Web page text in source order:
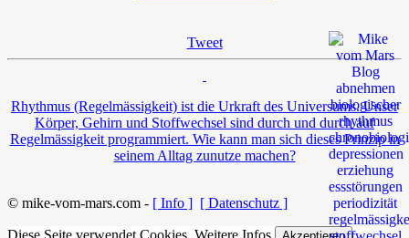
Tweet
Rhythmus (Regelmässigkeit) ist die Urkraft des Universums. Unser
Körper, Gehirn und Stoffwechsel sind durch und durch auf
Regelmässigkeit programmiert. Wie kann man sich dieses Prinzip in
seinem Alltag zunutze machen?
© mike-vom-mars.com - [ Info ] [ Datenschutz ]
Diese Seite verwendet Cookies. Weitere Infos